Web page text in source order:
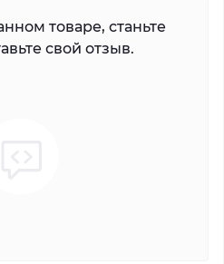
товаре, станьте
свой отзыв.